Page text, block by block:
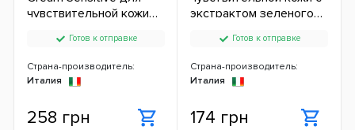
чувствительной кожи
Готов к отправке
Страна-производитель:
Италия
258 грн
экстрактом зеленого
Готов к отправке
Страна-производитель:
Италия
174 грн